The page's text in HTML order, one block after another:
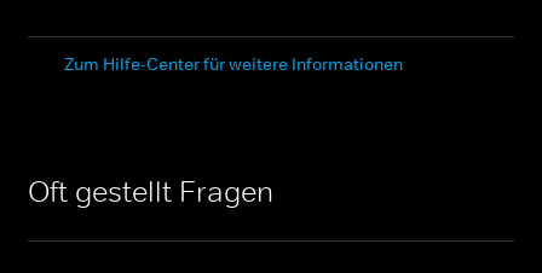
Zum Hilfe-Center für weitere Informationen
Oft gestellt Fragen